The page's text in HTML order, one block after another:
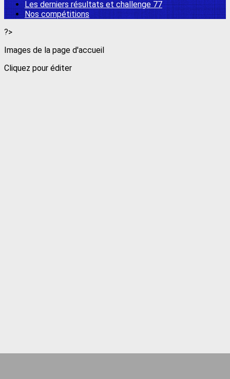
Les derniers résultats et challenge 77
Nos compétitions
?>
Images de la page d'accueil
Cliquez pour éditer